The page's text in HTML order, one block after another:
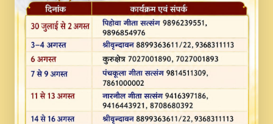
FULL VIDEO HD.mp3
Na To Roop Hai Bindu Ji Maharaj Pad - A
Divine Bhajan by Shri Indresh Ji
#BhaktiPath.mp3
Radha Rani Ki Kirpa Best Devotional
Song By Chitra Vichitra.mp3